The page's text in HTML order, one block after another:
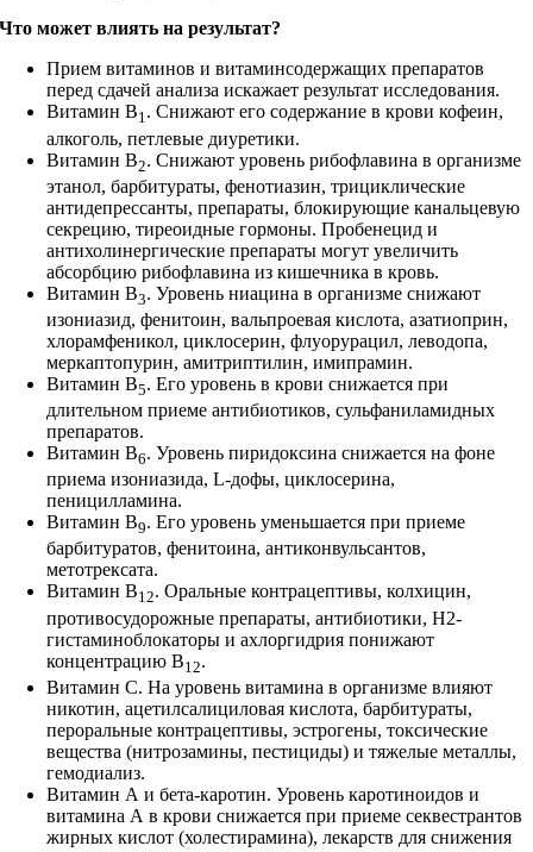
Что может влиять на результат?
Прием витаминов и витаминсодержащих препаратов
перед сдачей анализа искажает результат исследования.
Витамин В1. Снижают его содержание в крови кофеин,
алкоголь, петлевые диуретики.
Витамин В2. Снижают уровень рибофлавина в организме
этанол, барбитураты, фенотиазин, трициклические
антидепрессанты, препараты, блокирующие канальцевую
секрецию, тиреоидные гормоны. Пробенецид и
антихолинергические препараты могут увеличить
абсорбцию рибофлавина из кишечника в кровь.
Витамин В3. Уровень ниацина в организме снижают
изониазид, фенитоин, вальпроевая кислота, азатиоприн,
хлорамфеникол, циклосерин, флуорурацил, леводопа,
меркаптопурин, амитриптилин, имипрамин.
Витамин В5. Его уровень в крови снижается при
длительном приеме антибиотиков, сульфаниламидных
препаратов.
Витамин В6. Уровень пиридоксина снижается на фоне
приема изониазида, L-дофы, циклосерина,
пеницилламина.
Витамин В9. Его уровень уменьшается при приеме
барбитуратов, фенитоина, антиконвульсантов,
метотрексата.
Витамин В12. Оральные контрацептивы, колхицин,
противосудорожные препараты, антибиотики, Н2-
гистаминоблокаторы и ахлоргидрия понижают
концентрацию В12.
Витамин С. На уровень витамина в организме влияют
никотин, ацетилсалициловая кислота, барбитураты,
пероральные контрацептивы, эстрогены, токсические
вещества (нитрозамины, пестициды) и тяжелые металлы,
гемодиализ.
Витамин А и бета-каротин. Уровень каротиноидов и
витамина А в крови снижается при приеме секвестрантов
жирных кислот (холестирамина), лекарств для снижения